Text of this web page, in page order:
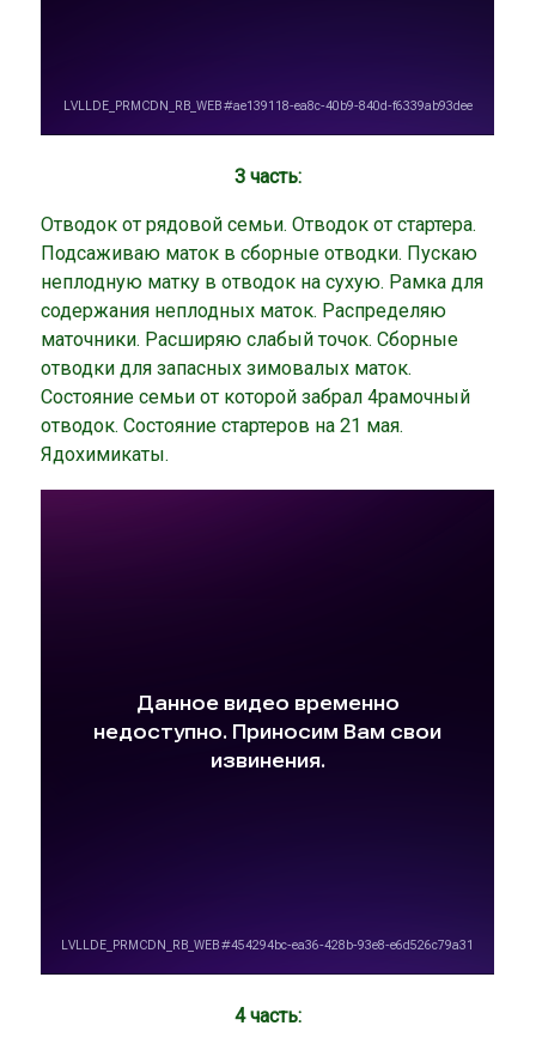
3 часть:
Отводок от рядовой семьи. Отводок от стартера.
Подсаживаю маток в сборные отводки. Пускаю
неплодную матку в отводок на сухую. Рамка для
содержания неплодных маток. Распределяю
маточники. Расширяю слабый точок. Сборные
отводки для запасных зимовалых маток.
Состояние семьи от которой забрал 4рамочный
отводок. Состояние стартеров на 21 мая.
Ядохимикаты.
4 часть: